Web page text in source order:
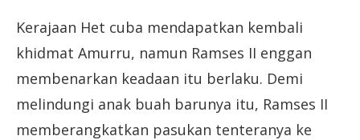
Kerajaan Het cuba mendapatkan kembali
khidmat Amurru, namun Ramses II enggan
membenarkan keadaan itu berlaku. Demi
melindungi anak buah barunya itu, Ramses II
memberangkatkan pasukan tenteranya ke